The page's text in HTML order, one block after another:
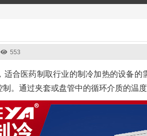
553
适合医药制取行业的制冷加热的设备
。通过夹套或盘管中的循环介质的温